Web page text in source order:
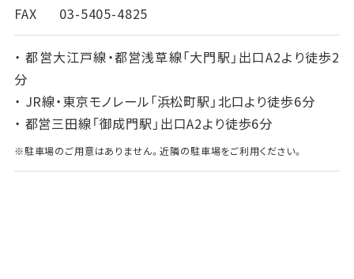
FAX 03-5405-4825
・ 都営大江戸線・都営浅草線｢大門駅」出口A2より徒歩2
分
・ JR線・東京モノレール｢浜松町駅」北口より徒歩6分
・ 都営三田線「御成門駅」出口A2より徒歩6分
※駐車場のご用意はありません。近隣の駐車場をご利用ください。